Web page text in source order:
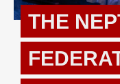
THE